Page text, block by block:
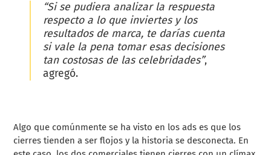
“Si se pudiera analizar la respuesta
respecto a lo que inviertes y los
resultados de marca, te darías cuenta
si vale la pena tomar esas decisiones
tan costosas de las celebridades”,
agregó.
Algo que comúnmente se ha visto en los ads es que los
cierres tienden a ser flojos y la historia se desconecta. En